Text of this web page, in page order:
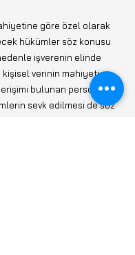
göre özel olarak
hükümler söz konusu
işverenin elinde
verinin mahiyeti ve
erişimi bulunan personele
sevk edilmesi de söz